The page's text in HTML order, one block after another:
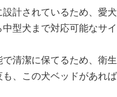
計されているため、愛
型犬まで対応可能なサイ
清潔に保てるため、衛
、この犬ベッドがあれ